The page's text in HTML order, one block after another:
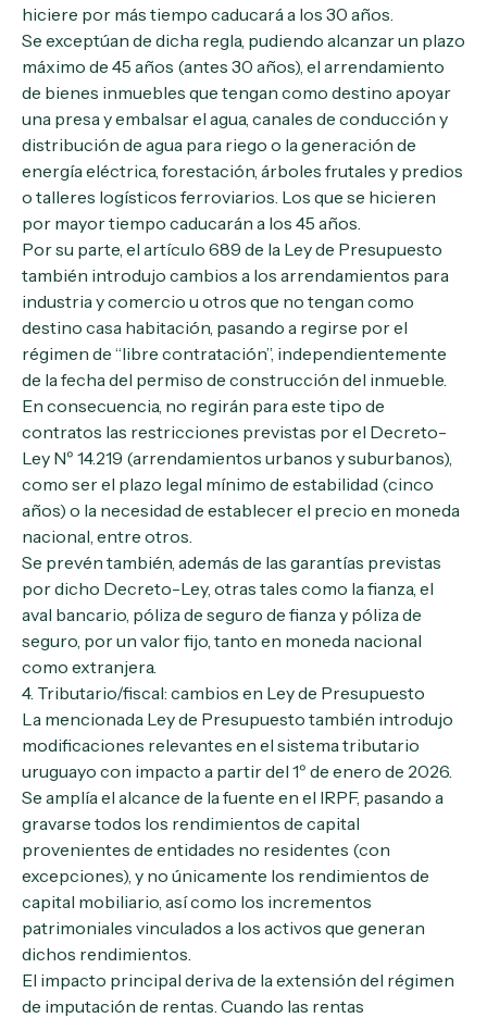
hiciere por más tiempo caducará a los 30 años.
Se exceptúan de dicha regla, pudiendo alcanzar un plazo
máximo de 45 años (antes 30 años), el arrendamiento
de bienes inmuebles que tengan como destino apoyar
una presa y embalsar el agua, canales de conducción y
distribución de agua para riego o la generación de
energía eléctrica, forestación, árboles frutales y predios
o talleres logísticos ferroviarios. Los que se hicieren
por mayor tiempo caducarán a los 45 años.
Por su parte, el artículo 689 de la Ley de Presupuesto
también introdujo cambios a los arrendamientos para
industria y comercio u otros que no tengan como
destino casa habitación, pasando a regirse por el
régimen de “libre contratación”, independientemente
de la fecha del permiso de construcción del inmueble.
En consecuencia, no regirán para este tipo de
contratos las restricciones previstas por el Decreto-
Ley Nº 14.219 (arrendamientos urbanos y suburbanos),
como ser el plazo legal mínimo de estabilidad (cinco
años) o la necesidad de establecer el precio en moneda
nacional, entre otros.
Se prevén también, además de las garantías previstas
por dicho Decreto-Ley, otras tales como la fianza, el
aval bancario, póliza de seguro de fianza y póliza de
seguro, por un valor fijo, tanto en moneda nacional
como extranjera.
4. Tributario/fiscal: cambios en Ley de Presupuesto
La mencionada Ley de Presupuesto también introdujo
modificaciones relevantes en el sistema tributario
uruguayo con impacto a partir del 1º de enero de 2026.
Se amplía el alcance de la fuente en el IRPF, pasando a
gravarse todos los rendimientos de capital
provenientes de entidades no residentes (con
excepciones), y no únicamente los rendimientos de
capital mobiliario, así como los incrementos
patrimoniales vinculados a los activos que generan
dichos rendimientos.
El impacto principal deriva de la extensión del régimen
de imputación de rentas. Cuando las rentas